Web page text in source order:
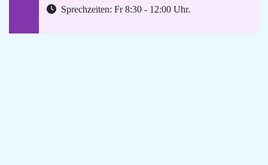
Sprechzeiten: Fr 8:30 - 12:00 Uhr.